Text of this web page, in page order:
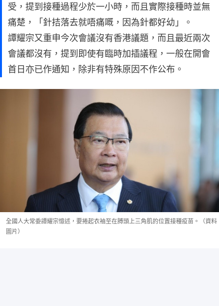
受，提到接種過程少於一小時，而且實際接種時並無
痛楚，「針拮落去就唔痛嘅，因為針都好幼」。
譚耀宗又重申今次會議沒有香港議題，而且最近兩次
會議都沒有，提到即使有臨時加插議程，一般在開會
首日亦已作通知，除非有特殊原因不作公布。
全國人大常委譚耀宗憶述，要捲起衣袖至在膊頭上三角肌的位置接種疫苗。（資料
圖片）